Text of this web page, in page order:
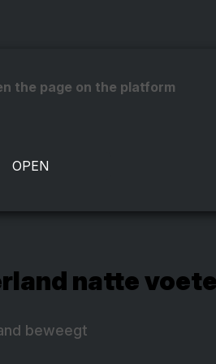
the page on the platform
natte
beweegt